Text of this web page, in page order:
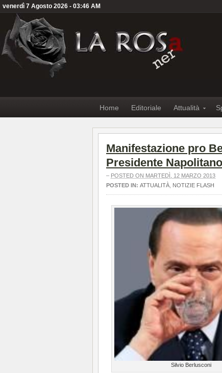
venerdì 7 Agosto 2026 - 03:46 AM
Home Editoriale Attualità
Manifestazione pro
Presidente Napolitano
– POSTED ON MARTEDÌ, 12 MARZO 2013
POSTED IN: ATTUALITÀ NOTIZIE FLASH
Silvio Berlusconi